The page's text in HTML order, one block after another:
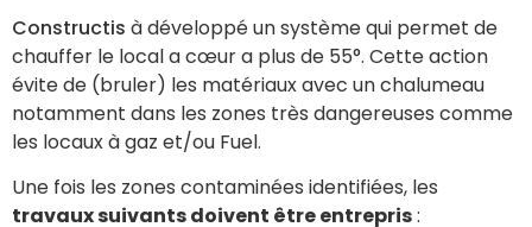
Constructis à développé un système qui permet de
chauffer le local a cœur a plus de 55°. Cette action
évite de (bruler) les matériaux avec un chalumeau
notamment dans les zones très dangereuses comme
les locaux à gaz et/ou Fuel.
Une fois les zones contaminées identifiées, les
travaux suivants doivent être entrepris: